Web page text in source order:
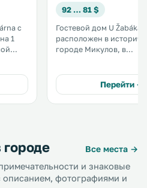
с
1
92 … 81 $
Гостевой дом U Žabáka
расположен в
городе Микулов, в
находятся
винные погреба. .
Перейти →
городе
Все места →
и знаковые
описанием, фотографиями и